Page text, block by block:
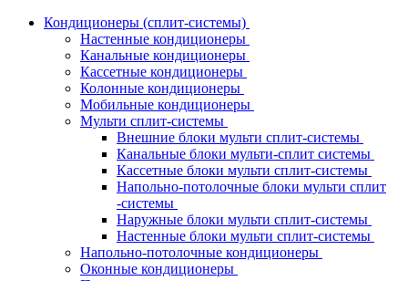
Кондиционеры (сплит-системы)
Настенные кондиционеры
Канальные кондиционеры
Кассетные кондиционеры
Колонные кондиционеры
Мобильные кондиционеры
Мульти сплит-системы
Внешние блоки мульти сплит-системы
Канальные блоки мульти-сплит системы
Кассетные блоки мульти сплит-системы
Напольно-потолочные блоки мульти сплит
-системы
Наружные блоки мульти сплит-системы
Настенные блоки мульти сплит-системы
Напольно-потолочные кондиционеры
Оконные кондиционеры